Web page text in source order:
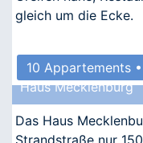
gleich um die Ecke.
10 Appartements
Haus Mecklenburg
Das Haus